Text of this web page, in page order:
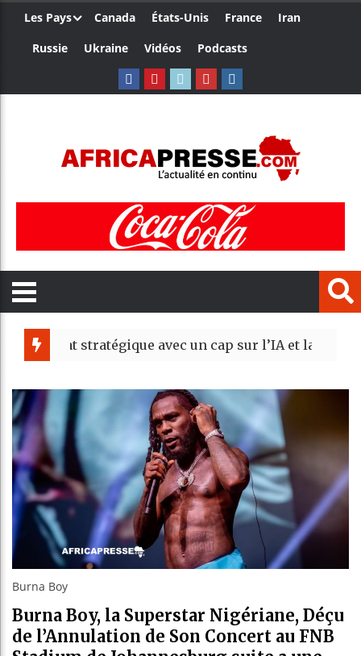
Les Pays Canada États-Unis France
Iran
Russie
Ukraine Vidéos Podcasts
stratégique avec un cap sur l’IA et la
hospitalier national pour renforcer la formation
Kaïs Saïed à intervenir en personne| 06 Aug 2026
migratoires dès juillet | 05 Aug 2026
Burna Boy
Burna Boy, la Superstar Nigériane, Déçu
de l’Annulation de Son Concert au FNB